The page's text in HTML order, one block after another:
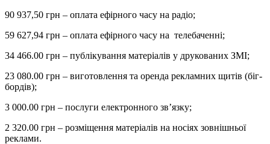
90 937,50 грн – оплата ефірного часу на радіо;
59 627,94 грн – оплата ефірного часу на телебаченні;
34 466.00 грн – публікування матеріалів у друкованих ЗМІ;
23 080.00 грн – виготовлення та оренда рекламних щитів (біг-
бордів);
3 000.00 грн – послуги електронного зв’язку;
2 320.00 грн – розміщення матеріалів на носіях зовнішньої
реклами.